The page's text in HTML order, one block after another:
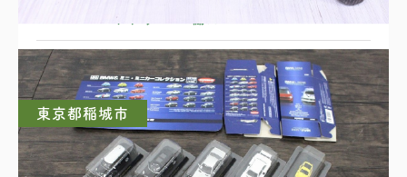
DAIWA ベイトリール 棚HUNTER SS-60
東京都稲城市